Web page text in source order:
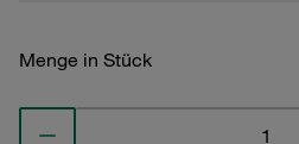
Menge in Stück